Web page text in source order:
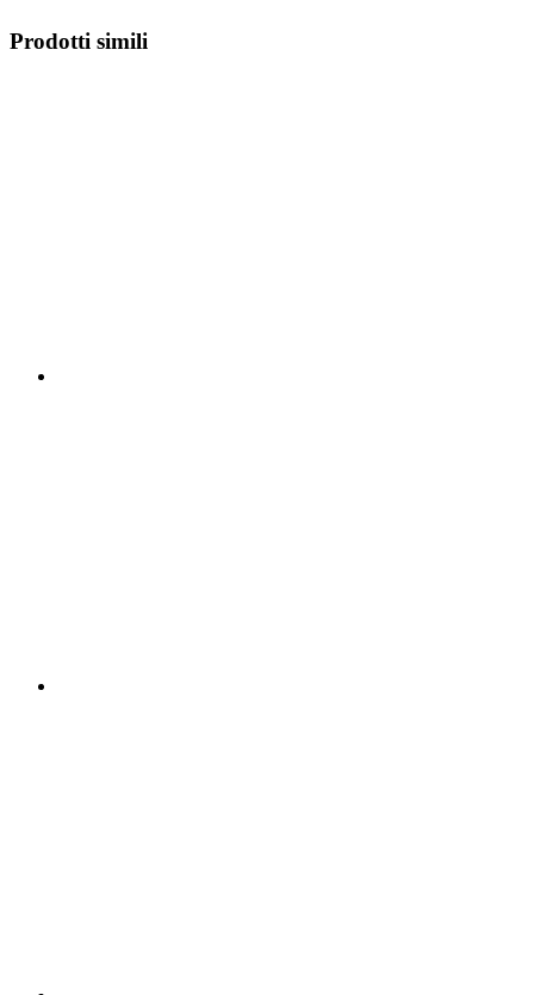
Prodotti simili